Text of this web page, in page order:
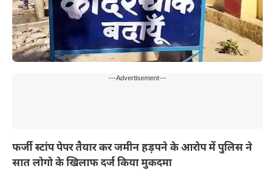
---Advertisement---
फर्जी स्टांप पेपर तैयार कर जमीन हड़पने के आरोप में पुलिस ने
सात लोगो के खिलाफ दर्ज किया मुकदमा